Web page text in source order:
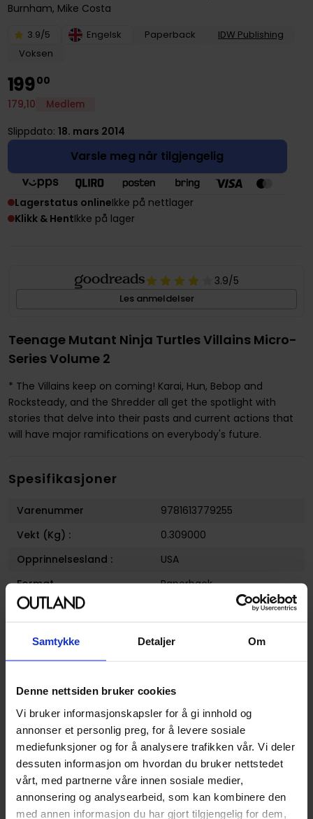
Samtykke Detaljer Om
Denne nettsiden bruker cookies
Vi bruker informasjonskapsler for å gi innhold og
annonser et personlig preg, for å levere sosiale
mediefunksjoner og for å analysere trafikken vår. Vi deler
dessuten informasjon om hvordan du bruker nettstedet
vårt, med partnerne våre innen sosiale medier,
annonsering og analysearbeid, som kan kombinere den
med annen informasjon du har gjort tilgjengelig for dem,
Burnham, Mike Costa
3.9/5 Engelsk Paperback
IDW Publishing
Voksen
19900
179,10 Medlem
Slippdato: 18. mars 2014
Varsle meg når tilgjengelig
Lagerstatus onlineIkke på nettlager
Klikk & HentIkke på lager
3.9/5
Les anmeldelser
Teenage Mutant Ninja Turtles Villains Micro-
Series Volume 2
* The Villains keep on coming! Karai, Hun, Bebop and
Rocksteady, and the Shredder all get the spotlight with
stories that delve into their pasts and current actions that
will have major ramifications on everybody's future.
Spesifikasjoner
Varenummer
9781613779255
Vekt (Kg) :
0.309000
Opprinnelsesland :
USA
Format
Paperback
Serie
Teenage mutant ninja
Forfattere
Ben Epstein
Erik Burnham
Sjanger
Media Tilknytning
Illustratør
Ben Bates, Cory Smith, Mike
Henderson, Dan Duncan
Antall Sider
104
Utgiver
IDW Publishing
Lanseringsdato
18.03.2014